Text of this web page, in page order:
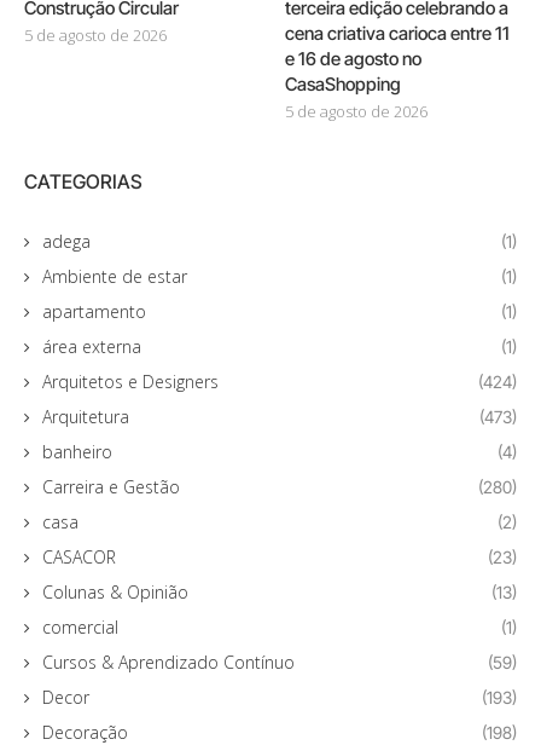
Construção Circular
5 de agosto de 2026
terceira edição celebrando a
cena criativa carioca entre 11
e 16 de agosto no
CasaShopping
5 de agosto de 2026
CATEGORIAS
adega (1)
Ambiente de estar (1)
apartamento (1)
área externa (1)
Arquitetos e Designers (424)
Arquitetura (473)
banheiro (4)
Carreira e Gestão (280)
casa (2)
CASACOR (23)
Colunas & Opinião (13)
comercial (1)
Cursos & Aprendizado Contínuo (59)
Decor (193)
Decoração (198)